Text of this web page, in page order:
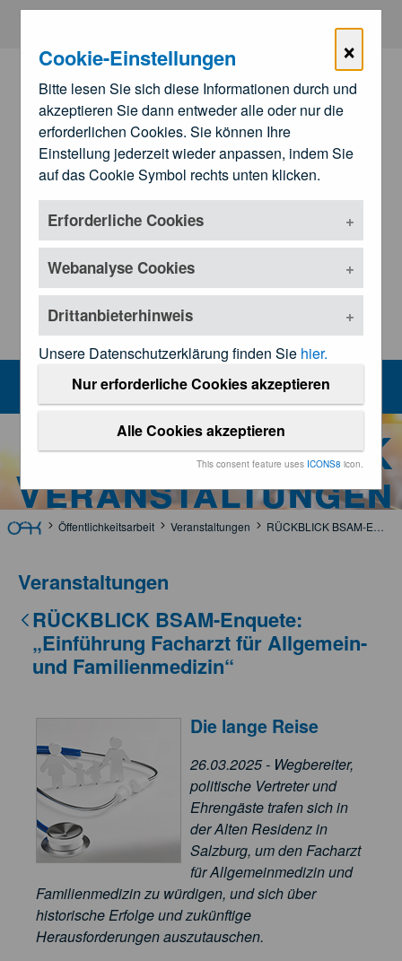
×
Cookie-Einstellungen
Bitte lesen Sie sich diese Informationen durch und
akzeptieren Sie dann entweder alle oder nur die
erforderlichen Cookies. Sie können Ihre
Einstellung jederzeit wieder anpassen, indem Sie
auf das Cookie Symbol rechts unten klicken.
Erforderliche Cookies
Webanalyse Cookies
Drittanbieterhinweis
Unsere Datenschutzerklärung finden Sie hier.
Nur erforderliche Cookies akzeptieren
Alle Cookies akzeptieren
This consent feature uses ICONS8 icon.
Zum Hauptinhalt springen
Zu den
Landesärztekammern
Veranstaltungen
MENU
ÖÄK
Veranstaltungen
Öffentlichkeitsarbeit Veranstaltungen RÜCKBLICK BSAM-Enquete: „Einführung Facharzt für Allgemein- und Familienmedizin“
Veranstaltungen
RÜCKBLICK BSAM-Enquete:
„Einführung Facharzt für Allgemein-
und Familienmedizin“
Die lange Reise
26.03.2025 - Wegbereiter,
politische Vertreter und
Ehrengäste trafen sich in
der Alten Residenz in
Salzburg, um den Facharzt
für Allgemeinmedizin und
Familienmedizin zu würdigen, und sich über
historische Erfolge und zukünftige
Herausforderungen auszutauschen.